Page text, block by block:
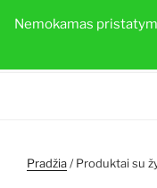
Nemokamas
prie BRAŠKIŲ
Sveiki ir stiprūs augalai
Pradžia/ Produktai su